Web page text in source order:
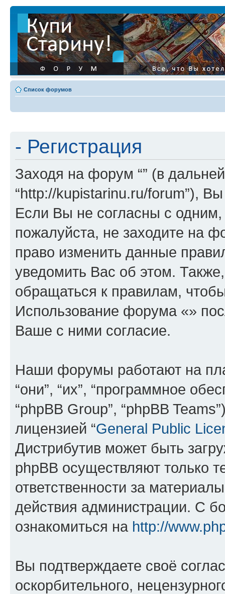
Список форумов
- Регистрация
Заходя на форум “” (в
“http://kupistarinu.ru/forum”),
Если Вы не согласны с
пожалуйста, не заходите на
право изменить данные
уведомить Вас об этом.
обращаться к правилам,
Использование форума «»
Ваше с ними согласие.
Наши форумы работают на
“они”, “их”, “программное
“phpBB Group”, “phpBB
лицензией “General Public
Дистрибутив может быть
phpBB осуществляют только
ответственности за
действия администрации. С
ознакомиться на http://
Вы подтверждаете своё
оскорбительного,